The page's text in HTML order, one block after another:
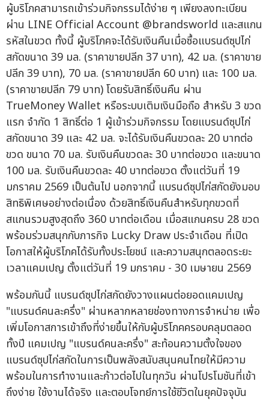
ผู้บริโภคสามารถเข้าร่วมกิจกรรมได้ง่าย ๆ เพียงลงทะเบียน
ผ่าน LINE Official Account @brandsworld และสแกน
รหัสในขวด ทั้งนี้ ผู้บริโภคจะได้รับเงินคืนเมื่อซื้อแบรนด์ซุปไก่
สกัดขนาด 39 มล. (ราคาขายปลีก 37 บาท), 42 มล. (ราคาขาย
ปลีก 39 บาท), 70 มล. (ราคาขายปลีก 60 บาท) และ 100 มล.
(ราคาขายปลีก 79 บาท) โดยรับสิทธิ์เงินคืน ผ่าน
TrueMoney Wallet หรือระบบเติมเงินมือถือ สำหรับ 3 ขวด
แรก จำกัด 1 สิทธิ์ต่อ 1 ผู้เข้าร่วมกิจกรรม โดยแบรนด์ซุปไก่
สกัดขนาด 39 และ 42 มล. จะได้รับเงินคืนขวดละ 20 บาทต่อ
ขวด ขนาด 70 มล. รับเงินคืนขวดละ 30 บาทต่อขวด และขนาด
100 มล. รับเงินคืนขวดละ 40 บาทต่อขวด ตั้งแต่วันที่ 19
มกราคม 2569 เป็นต้นไป นอกจากนี้ แบรนด์ซุปไก่สกัดยังมอบ
สิทธิพิเศษอย่างต่อเนื่อง ด้วยสิทธิ์เงินคืนสำหรับทุกขวดที่
สแกนรวมสูงสุดถึง 360 บาทต่อเดือน เมื่อสแกนครบ 28 ขวด
พร้อมร่วมสนุกกับภารกิจ Lucky Draw ประจำเดือน ที่เปิด
โอกาสให้ผู้บริโภคได้รับทั้งประโยชน์ และความสนุกตลอดระยะ
เวลาแคมเปญ ตั้งแต่วันที่ 19 มกราคม - 30 เมษายน 2569
พร้อมกันนี้ แบรนด์ซุปไก่สกัดยังวางแผนต่อยอดแคมเปญ
"แบรนด์คนละครึ่ง" ผ่านหลากหลายช่องทางการจำหน่าย เพื่อ
เพิ่มโอกาสการเข้าถึงที่ง่ายขึ้นให้กับผู้บริโภคครอบคลุมตลอด
ทั้งปี แคมเปญ "แบรนด์คนละครึ่ง" สะท้อนความตั้งใจของ
แบรนด์ซุปไก่สกัดในการเป็นพลังสนับสนุนคนไทยให้มีความ
พร้อมในการทำงานและก้าวต่อไปในทุกวัน ผ่านโปรโมชันที่เข้า
ถึงง่าย ใช้งานได้จริง และตอบโจทย์การใช้ชีวิตในยุคปัจจุบัน